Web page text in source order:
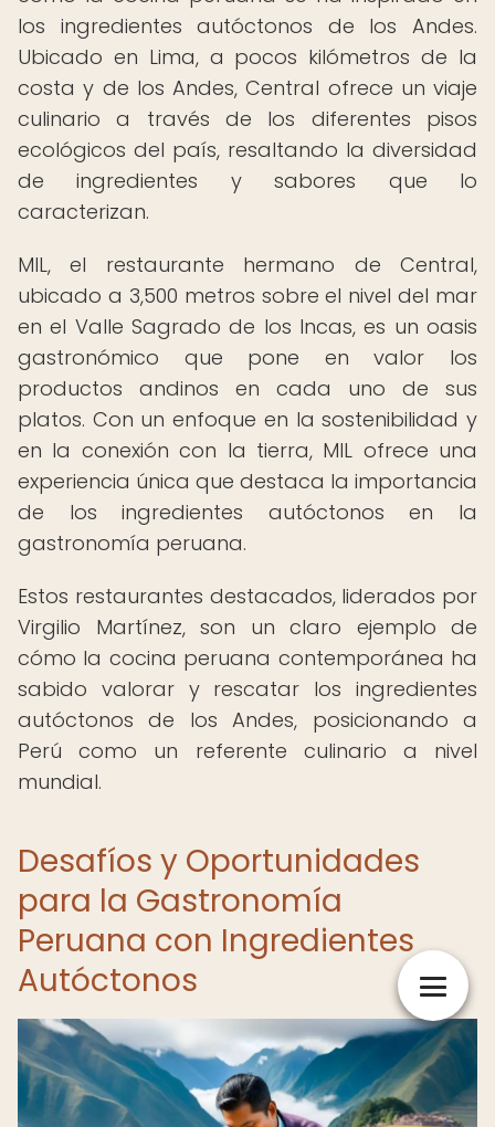
los ingredientes autóctonos de los Andes.
Ubicado en Lima, a pocos kilómetros de la
costa y de los Andes, Central ofrece un viaje
culinario a través de los diferentes pisos
ecológicos del país, resaltando la diversidad
de ingredientes y sabores que lo
caracterizan.
MIL, el restaurante hermano de Central,
ubicado a 3,500 metros sobre el nivel del mar
en el Valle Sagrado de los Incas, es un oasis
gastronómico que pone en valor los
productos andinos en cada uno de sus
platos. Con un enfoque en la sostenibilidad y
en la conexión con la tierra, MIL ofrece una
experiencia única que destaca la importancia
de los ingredientes autóctonos en la
gastronomía peruana.
Estos restaurantes destacados, liderados por
Virgilio Martínez, son un claro ejemplo de
cómo la cocina peruana contemporánea ha
sabido valorar y rescatar los ingredientes
autóctonos de los Andes, posicionando a
Perú como un referente culinario a nivel
mundial.
Desafíos y Oportunidades
para la Gastronomía
Peruana con Ingredientes
Autóctonos